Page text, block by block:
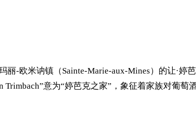
-欧米讷镇（Sainte-Marie-aux-Mines）的让·婷
意为“婷芭克之家”，象征着家族对葡萄